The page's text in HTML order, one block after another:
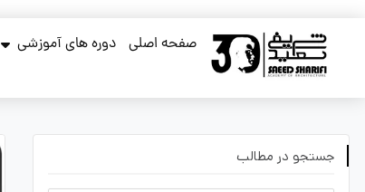
صفحه اصلی دوره های آموزشی
جستجو در مطالب